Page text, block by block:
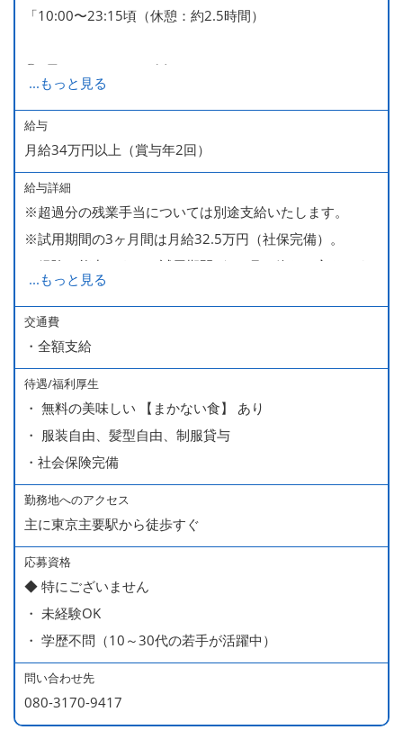
■慶弔休暇
率100％ ＊2023～2025年実績）
「10:00〜23:15頃（休憩：約2.5時間）
◎1日のスケジュール例
▽10:00～14:00(ランチ勤務)
▽14:00～16:30(お昼休憩)
▽16:30～23:00(ディナー勤務・小休憩あり)
▽23:15頃（退店）
※終電までには帰れますので、ご安心ください。
...もっと見る
給与
月給34万円以上（賞与年2回）
給与詳細
※超過分の残業手当については別途支給いたします。
※試用期間の3ヶ月間は月給32.5万円（社保完備）。
経験・能力により、試用期間が1ヶ月で終わる方もいま
す。
※上記月給には、一律支給のみなし残業手当（月65時間
分・10万円）を含んでいます。
■ 昇給（随時）
■ 賞与 年２回（夏・秋）約１ヶ月分
■ インセンティブ制度（月額約4万円～20万円）
＊店長・料理長候補・統括店長・統括料理長候補の場合
＜給与モデル＞
450万円／社員（20代・入社1年目・入籍予定のパートナ
ー持ち）
490万円／店長代理（20代・入社2年目・入社後に結婚。
ラブラブな新婚さん）
540万円／店長（20代・入社3年目・ 育休取得して、更に
やる気MAXの2児のお父さん）
670万円／統括店長（30代・入社7年目・中学生の長男筆
...もっと見る
交通費
・全額支給
待遇/福利厚生
・ 無料の美味しい 【まかない食】 あり
・ 服装自由、髪型自由、制服貸与
・社会保険完備
勤務地へのアクセス
主に東京主要駅から徒歩すぐ
応募資格
◆ 特にございません
・ 未経験OK
・ 学歴不問（10～30代の若手が活躍中）
問い合わせ先
080-3170-9417